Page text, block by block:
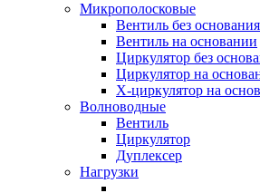
Микрополосковые
Вентиль без основания
Вентиль на основании
Циркулятор без
Циркулятор на
Х-циркулятор на
Волноводные
Вентиль
Циркулятор
Дуплексер
Нагрузки